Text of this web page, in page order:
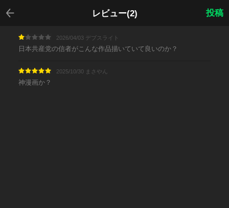
レビュー(2)
戻る
投稿
2026/04/03 デブスライト
日本共産党の信者がこんな作品描いていて良いのか？
2025/10/30 まさやん
神漫画か？